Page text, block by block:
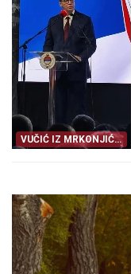
VUČIĆ IZ MRKONJIĆ
GRADA